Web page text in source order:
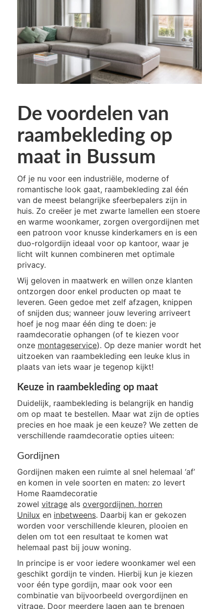
De voordelen van
raambekleding op
maat in Bussum
Of je nu voor een industriële, moderne of
romantische look gaat, raambekleding zal één
van de meest belangrijke sfeerbepalers zijn in
huis. Zo creëer je met zwarte lamellen een stoere
en warme woonkamer, zorgen overgordijnen met
een patroon voor knusse kinderkamers en is een
duo-rolgordijn ideaal voor op kantoor, waar je
licht wilt kunnen combineren met optimale
privacy.
Wij geloven in maatwerk en willen onze klanten
ontzorgen door enkel producten op maat te
leveren. Geen gedoe met zelf afzagen, knippen
of snijden dus; wanneer jouw levering arriveert
hoef je nog maar één ding te doen: je
raamdecoratie ophangen (of te kiezen voor
onze montageservice). Op deze manier wordt het
uitzoeken van raambekleding een leuke klus in
plaats van iets waar je tegenop kijkt!
Keuze in raambekleding op maat
Duidelijk, raambekleding is belangrijk en handig
om op maat te bestellen. Maar wat zijn de opties
precies en hoe maak je een keuze? We zetten de
verschillende raamdecoratie opties uiteen:
Gordijnen
Gordijnen maken een ruimte al snel helemaal ‘af’
en komen in vele soorten en maten: zo levert
Home Raamdecoratie
zowel vitrage als overgordijnen, horren
Unilux en inbetweens. Daarbij kan er gekozen
worden voor verschillende kleuren, plooien en
delen om tot een resultaat te komen wat
helemaal past bij jouw woning.
In principe is er voor iedere woonkamer wel een
geschikt gordijn te vinden. Hierbij kun je kiezen
voor één type gordijn, maar ook voor een
combinatie van bijvoorbeeld overgordijnen en
vitrage. Door meerdere lagen aan te brengen